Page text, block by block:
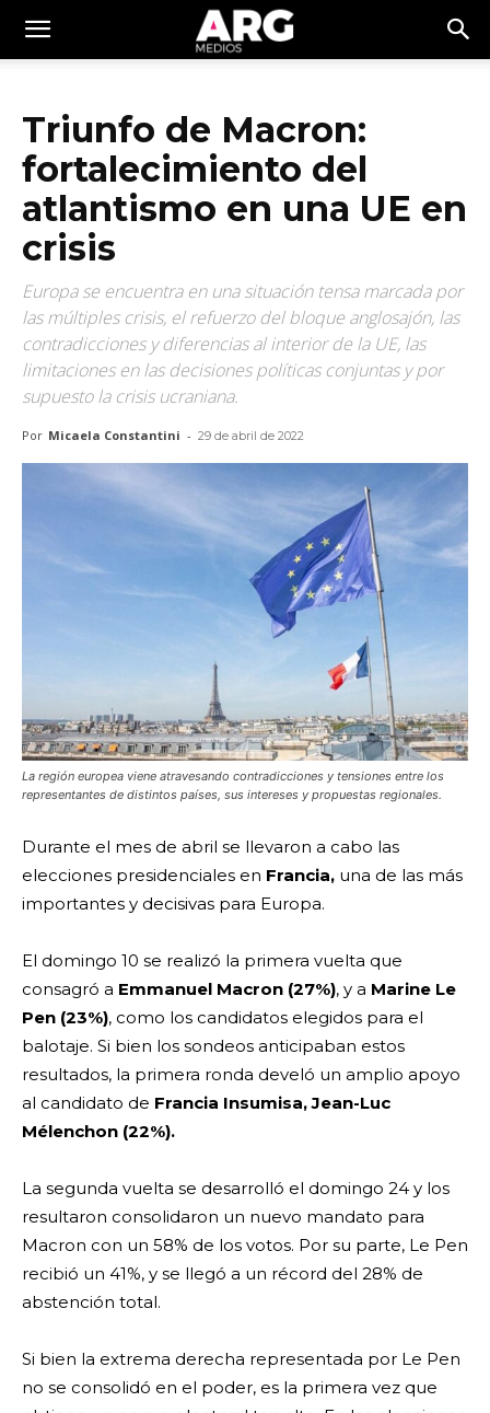
Triunfo de Macron:
fortalecimiento del
atlantismo en una UE en
crisis
Europa se encuentra en una situación tensa marcada por
las múltiples crisis, el refuerzo del bloque anglosajón, las
contradicciones y diferencias al interior de la UE, las
limitaciones en las decisiones políticas conjuntas y por
supuesto la crisis ucraniana.
Por Micaela Constantini - 29 de abril de 2022
La región europea viene atravesando contradicciones y tensiones entre los
representantes de distintos países, sus intereses y propuestas regionales.
Durante el mes de abril se llevaron a cabo las
elecciones presidenciales en Francia, una de las más
importantes y decisivas para Europa.
El domingo 10 se realizó la primera vuelta que
consagró a Emmanuel Macron (27%), y a Marine Le
Pen (23%), como los candidatos elegidos para el
balotaje. Si bien los sondeos anticipaban estos
resultados, la primera ronda develó un amplio apoyo
al candidato de Francia Insumisa, Jean-Luc
Mélenchon (22%).
La segunda vuelta se desarrolló el domingo 24 y los
resultaron consolidaron un nuevo mandato para
Macron con un 58% de los votos. Por su parte, Le Pen
recibió un 41%, y se llegó a un récord del 28% de
abstención total.
Si bien la extrema derecha representada por Le Pen
no se consolidó en el poder, es la primera vez que